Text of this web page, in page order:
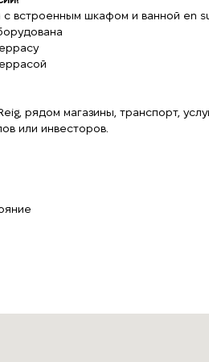
с встроенным шкафом и ванной en
рядом магазины, транспорт,
или инвесторов.